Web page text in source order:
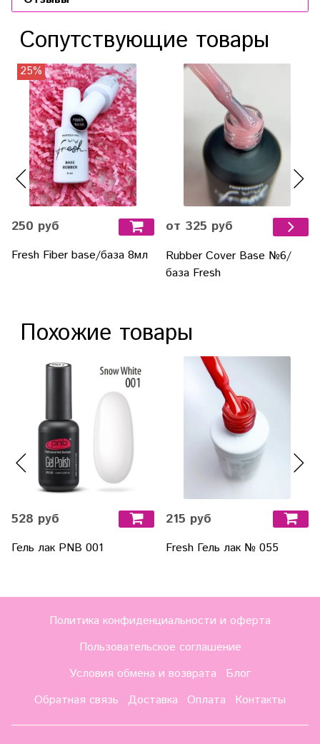
Сопутствующие товары
25%
250 руб
Fresh Fiber base/база 8мл
от 325 руб
Rubber Cover Base №6/
база Fresh
Похожие товары
528 руб
Гель лак PNB 001
215 руб
Fresh Гель лак № 055
Политика конфиденциальности и оферта
Пользовательское соглашение
Условия обмена и возврата
Блог
Обратная связь
Доставка Оплата Контакты